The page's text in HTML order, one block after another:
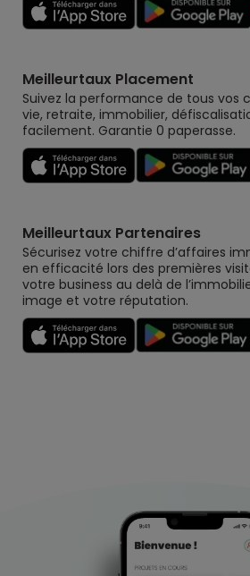
Meilleurtaux Placement
Suivez la performance de tous vos
vie, retraite, immobilier,
facilement. Garantie 0 paperasse.
Meilleurtaux Partenaires
Sécurisez votre chiffre d’affaires
en efficacité lors des premières
votre business au delà de
image et votre réputation.